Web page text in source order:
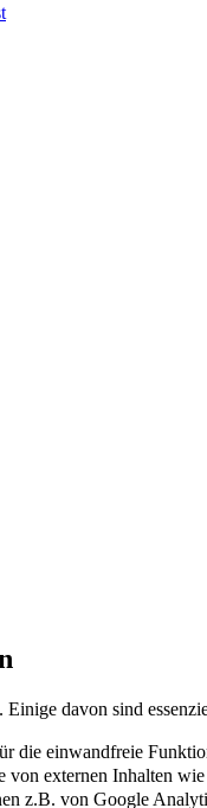
davon sind
die einwandfreie
von externen Inhalten
z.B. von Google